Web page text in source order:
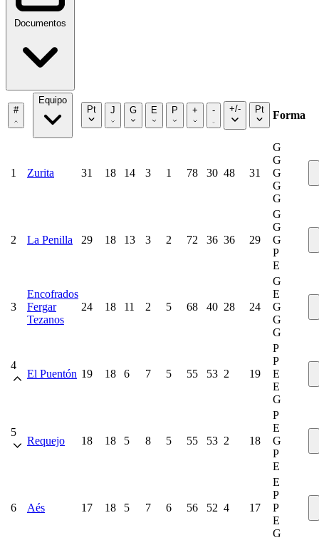
Documentos
#
Equipo
Pt
J G E P + - +/- Pt Forma
1 Zurita 31 18 14 3 1 78 30 48 31
G
G
G
G
G
2 La Penilla 29 18 13 3 2 72 36 36 29
G
G
G
P
E
3
Encofrados
Fergar
Tezanos
24 18 11 2 5 68 40 28 24
G
E
G
G
G
4
El Puentón 19 18 6 7 5 55 53 2 19
P
P
E
E
G
5
Requejo 18 18 5 8 5 55 53 2 18
P
E
G
P
E
6 Aés 17 18 5 7 6 56 52 4 17
E
P
P
E
G